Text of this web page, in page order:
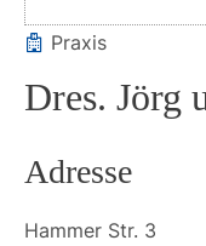
Praxis
Dres. Jörg
Adresse
Hammer Str. 3